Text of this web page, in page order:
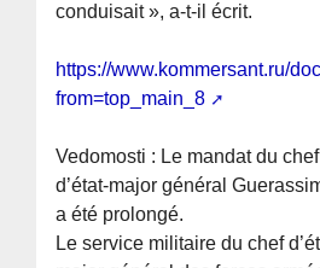
conduisait », a-t-il écrit.
https://www.kommersant.ru/
from=top_main_8
Vedomosti : Le mandat du chef
d’état-major général
a été prolongé.
Le service militaire du chef